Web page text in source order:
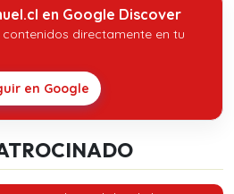
en Google Discover
contenidos directamente en tu
en Google